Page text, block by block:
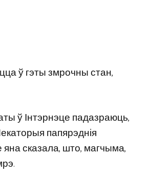
ў гэты змрочны стан,
ў Інтэрнэце падазраюць,
папярэднія
яна сказала, што, магчыма,